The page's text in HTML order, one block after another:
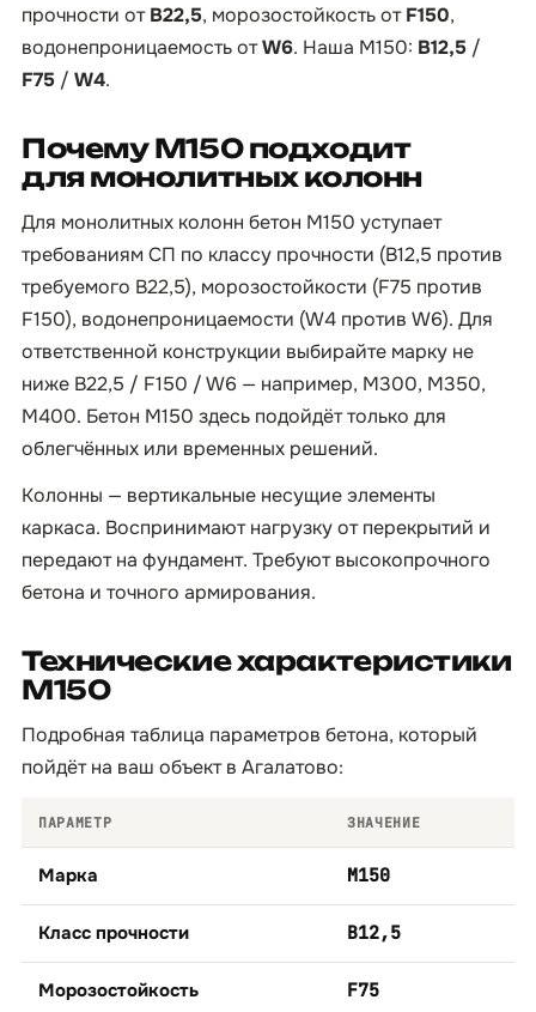
прочности отB22,5, морозостойкость отF150,
водонепроницаемость отW6. Наша М150: B12,5 /
F75 / W4.
Почему М150 подходит
для монолитных колонн
Для монолитных колонн бетон М150 уступает
требованиям СП по классу прочности (B12,5 против
требуемого B22,5), морозостойкости (F75 против
F150), водонепроницаемости (W4 против W6). Для
ответственной конструкции выбирайте марку не
ниже B22,5 / F150 / W6 — например, М300, M350,
М400. Бетон М150 здесь подойдёт только для
облегчённых или временных решений.
Колонны — вертикальные несущие элементы
каркаса. Воспринимают нагрузку от перекрытий и
передают на фундамент. Требуют высокопрочного
бетона и точного армирования.
Технические характеристики
М150
Подробная таблица параметров бетона, который
пойдёт на ваш объект в Агалатово:
ПАРАМЕТР ЗНАЧЕНИЕ
Марка М150
Класс прочности B12,5
Морозостойкость F75